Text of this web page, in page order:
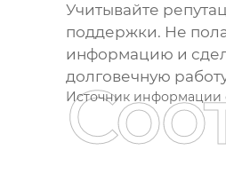
Учитывайте
поддержки. Не
информацию и
долговечную
Источник информации